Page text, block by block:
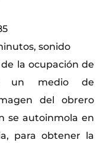
sonido
la ocupación de
un medio de
del obrero
se autoinmola en
para obtener la